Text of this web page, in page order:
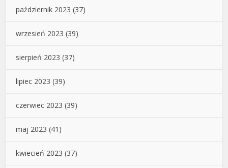
październik 2023 (37)
wrzesień 2023 (39)
sierpień 2023 (37)
lipiec 2023 (39)
czerwiec 2023 (39)
maj 2023 (41)
kwiecień 2023 (37)